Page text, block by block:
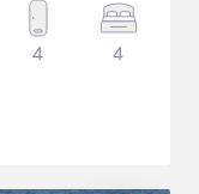
4 4